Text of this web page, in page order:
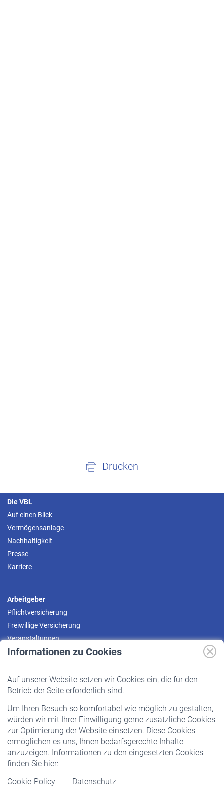
Informationen zu Cookies
Auf unserer Website setzen wir Cookies ein, die für den
Betrieb der Seite erforderlich sind.
Um Ihren Besuch so komfortabel wie möglich zu gestalten,
würden wir mit Ihrer Einwilligung gerne zusätzliche Cookies
zur Optimierung der Website einsetzen. Diese Cookies
ermöglichen es uns, Ihnen bedarfsgerechte Inhalte
anzuzeigen. Informationen zu den eingesetzten Cookies
finden Sie hier:
Cookie-Policy
Datenschutz
Drucken
Die VBL
Auf einen Blick
Vermögensanlage
Nachhaltigkeit
Presse
Karriere
Arbeitgeber
Pflichtversicherung
Freiwillige Versicherung
Veranstaltungen
Pflichtversicherung
Staatliche Förderung
Veranstaltungen
Rentner
Rentenbeginn
Rente beantragen